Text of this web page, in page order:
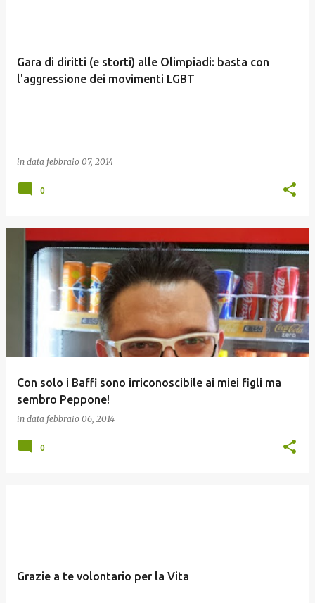
Gara di diritti (e storti) alle Olimpiadi: basta con
l'aggressione dei movimenti LGBT
in data febbraio 07, 2014
0
Con solo i Baffi sono irriconoscibile ai miei figli ma
sembro Peppone!
in data febbraio 06, 2014
0
Grazie a te volontario per la Vita